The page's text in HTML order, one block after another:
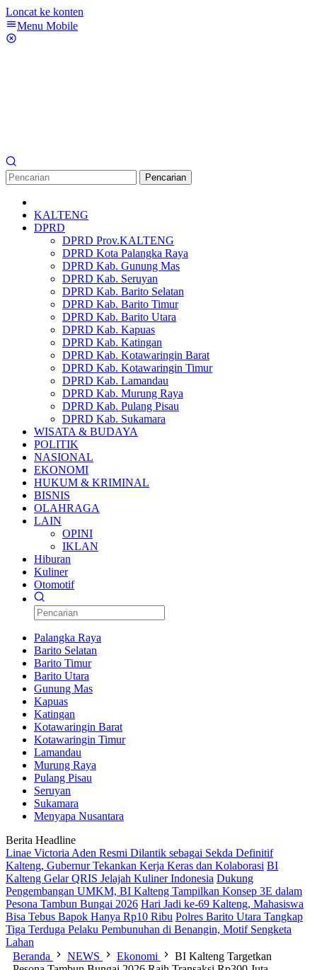
Loncat ke konten
Menu Mobile
Pencarian
KALTENG
DPRD
DPRD Prov.KALTENG
DPRD Kota Palangka Raya
DPRD Kab. Gunung Mas
DPRD Kab. Seruyan
DPRD Kab. Barito Selatan
DPRD Kab. Barito Timur
DPRD Kab. Barito Utara
DPRD Kab. Kapuas
DPRD Kab. Katingan
DPRD Kab. Kotawaringin Barat
DPRD Kab. Kotawaringin Timur
DPRD Kab. Lamandau
DPRD Kab. Murung Raya
DPRD Kab. Pulang Pisau
DPRD Kab. Sukamara
WISATA & BUDAYA
POLITIK
NASIONAL
EKONOMI
HUKUM & KRIMINAL
BISNIS
OLAHRAGA
LAIN
OPINI
IKLAN
Hiburan
Kuliner
Otomotif
Palangka Raya
Barito Selatan
Barito Timur
Barito Utara
Gunung Mas
Kapuas
Katingan
Kotawaringin Barat
Kotawaringin Timur
Lamandau
Murung Raya
Pulang Pisau
Seruyan
Sukamara
Menyapa Nusantara
Berita Headline
Linae Victoria Aden Resmi Dilantik sebagai Sekda Definitif
Kalteng, Gubernur Tekankan Kerja Keras dan Kolaborasi BI
Kalteng Gelar QRIS Jelajah Kuliner Indonesia Dukung
Pengembangan UMKM, BI Kalteng Tampilkan Konsep 3E dalam
Pesona Tambun Bungai 2026 Hari Jadi ke-69 Kalteng, Mahasiswa
Bisa Tebus Bapok Hanya Rp10 Ribu Polres Barito Utara Tangkap
Tiga Terduga Pelaku Pembunuhan di Benangin, Motif Sengketa
Lahan
Beranda
NEWS Ekonomi
BI Kalteng Targetkan